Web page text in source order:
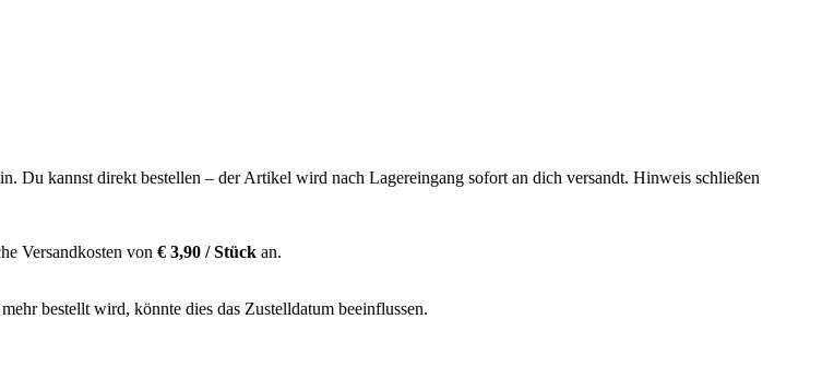
Du kannst direkt bestellen – der Artikel wird nach Lagereingang sofort an dich versandt. Hinweis schließen
Versandkosten von € 3,90 / Stück an.
bestellt wird, könnte dies das Zustelldatum beeinflussen.